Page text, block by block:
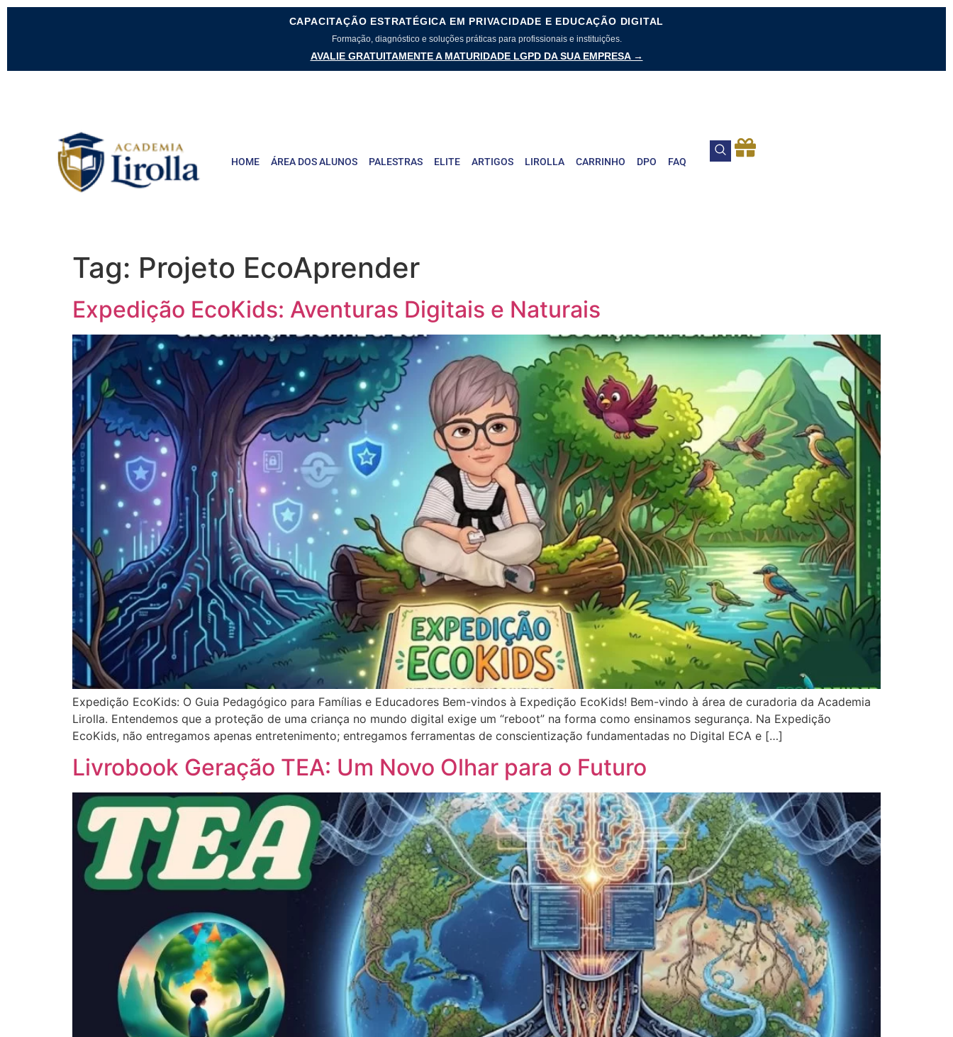
CAPACITAÇÃO ESTRATÉGICA EM PRIVACIDADE E EDUCAÇÃO DIGITAL
Formação, diagnóstico e soluções práticas para profissionais e instituições.
AVALIE GRATUITAMENTE A MATURIDADE LGPD DA SUA EMPRESA →
HOME ÁREA DOS ALUNOS PALESTRAS ELITE ARTIGOS LIROLLA CARRINHO DPO FAQ
Tag: Projeto EcoAprender
Expedição EcoKids: Aventuras Digitais e Naturais
Expedição EcoKids: O Guia Pedagógico para Famílias e Educadores Bem-vindos à Expedição EcoKids! Bem-vindo à área de curadoria da Academia
Lirolla. Entendemos que a proteção de uma criança no mundo digital exige um “reboot” na forma como ensinamos segurança. Na Expedição
EcoKids, não entregamos apenas entretenimento; entregamos ferramentas de conscientização fundamentadas no Digital ECA e […]
Livrobook Geração TEA: Um Novo Olhar para o Futuro